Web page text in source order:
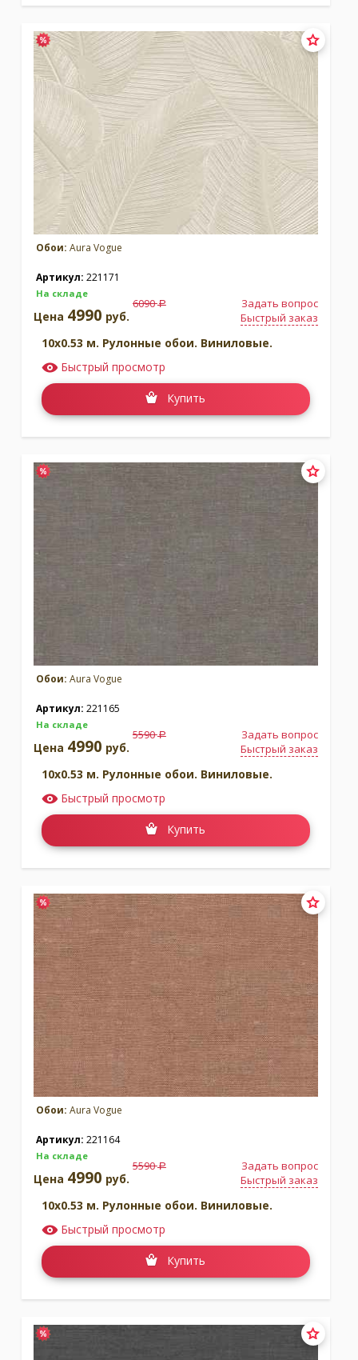
Обои: Aura Vogue
Артикул: 221171
На складе
Задать вопрос
Быстрый заказ
Цена 4990 руб.
6090a
10x0.53 м. Рулонные обои. Виниловые.
Быстрый просмотр
Купить
Обои: Aura Vogue
Артикул: 221165
На складе
Задать вопрос
Быстрый заказ
Цена 4990 руб.
5590a
10x0.53 м. Рулонные обои. Виниловые.
Быстрый просмотр
Купить
Обои: Aura Vogue
Артикул: 221164
На складе
Задать вопрос
Быстрый заказ
Цена 4990 руб.
5590a
10x0.53 м. Рулонные обои. Виниловые.
Быстрый просмотр
Купить